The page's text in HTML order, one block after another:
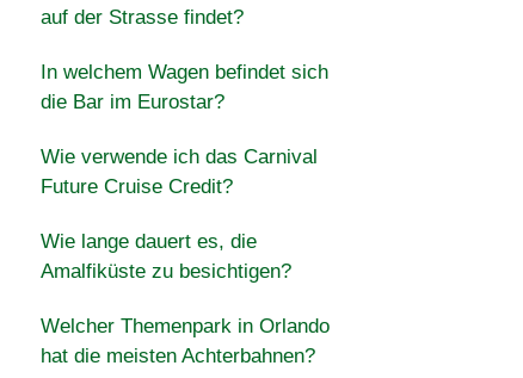
auf der Strasse findet?
In welchem ​​Wagen befindet sich
die Bar im Eurostar?
Wie verwende ich das Carnival
Future Cruise Credit?
Wie lange dauert es, die
Amalfiküste zu besichtigen?
Welcher Themenpark in Orlando
hat die meisten Achterbahnen?